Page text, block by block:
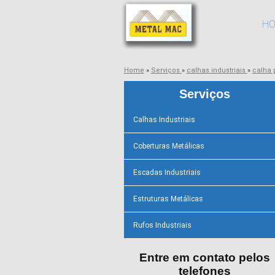
Home » Serviços » calhas industriais » calha
Serviços
Calhas Industriais
Coberturas Metálicas
Escadas Industriais
Estruturas Metálicas
Rufos Industriais
Entre em contato pelos
telefones